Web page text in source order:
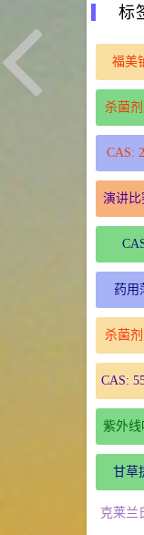
标
福美
杀菌剂
CAS:
演讲比
药用
杀菌剂
CAS:
紫外线
甘草
克莱兰